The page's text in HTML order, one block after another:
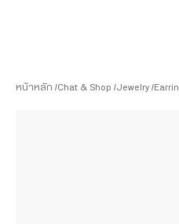
หน้าหลัก Chat & Shop Jewelry